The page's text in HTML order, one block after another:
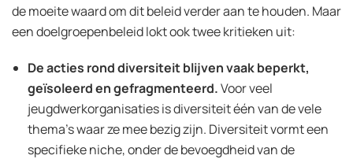
de moeite waard om dit beleid verder aan te houden. Maar
een doelgroepenbeleid lokt ook twee kritieken uit:
De acties rond diversiteit blijven vaak beperkt,
geïsoleerd en gefragmenteerd.Voor veel
jeugdwerkorganisaties is diversiteit één van de vele
thema’s waar ze mee bezig zijn. Diversiteit vormt een
specifieke niche, onder de bevoegdheid van de